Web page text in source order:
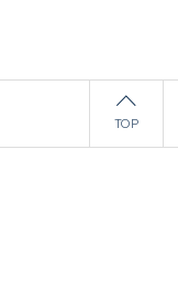
TOP